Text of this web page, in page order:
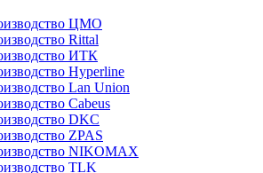
ЦМО
Rittal
ИТК
Hyperline
Lan Union
Cabeus
DKC
ZPAS
NIKOMAX
TLK